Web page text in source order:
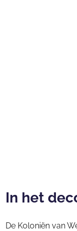
In het
De Koloniën van